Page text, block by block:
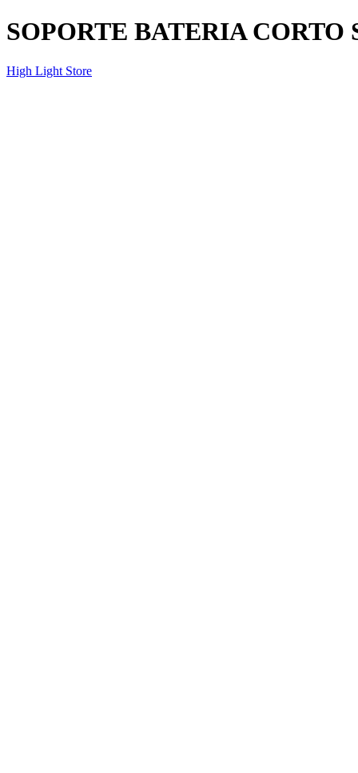
SOPORTE BATERIA CORTO
High Light Store